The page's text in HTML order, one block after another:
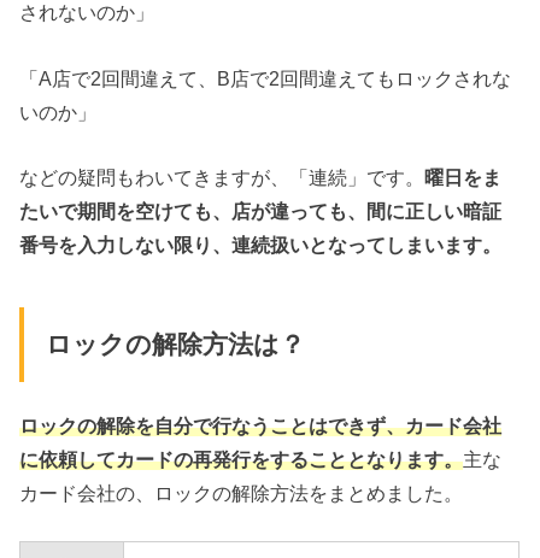
されないのか」
「A店で2回間違えて、B店で2回間違えてもロックされな
いのか」
などの疑問もわいてきますが、「連続」です。曜日をま
たいで期間を空けても、店が違っても、間に正しい暗証
番号を入力しない限り、連続扱いとなってしまいます。
ロックの解除方法は？
ロックの解除を自分で行なうことはできず、カード会社
に依頼してカードの再発行をすることとなります。主な
カード会社の、ロックの解除方法をまとめました。